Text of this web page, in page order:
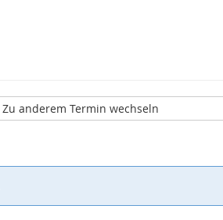
Zu anderem Termin wechseln